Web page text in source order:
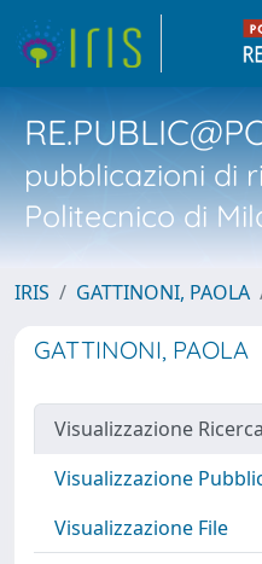
pubblicazioni di
Politecnico di
IRIS GATTINONI, PAOLA
GATTINONI, PAOLA
Visualizzazione
Visualizzazione
Visualizzazione File